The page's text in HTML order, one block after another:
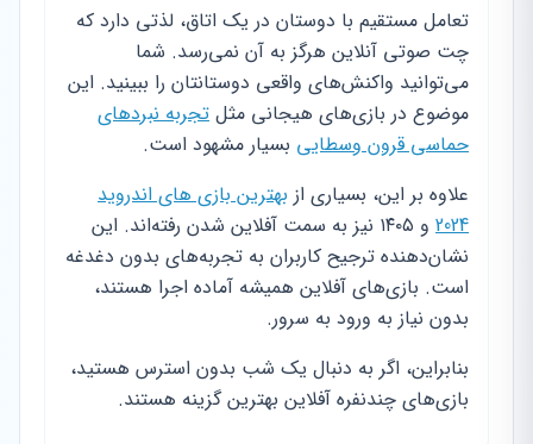
تعامل مستقیم با دوستان در یک اتاق، لذتی دارد که
چت صوتی آنلاین هرگز به آن نمی‌رسد. شما
می‌توانید واکنش‌های واقعی دوستانتان را ببینید. این
موضوع در بازی‌های هیجانی مثل تجربه نبردهای
حماسی قرون وسطایی بسیار مشهود است.
علاوه بر این، بسیاری از بهترین بازی های اندروید
2024
و ۱۴۰۵ نیز به سمت آفلاین شدن رفته‌اند. این
نشان‌دهنده ترجیح کاربران به تجربه‌های بدون دغدغه
است. بازی‌های آفلاین همیشه آماده اجرا هستند،
بدون نیاز به ورود به سرور.
بنابراین، اگر به دنبال یک شب بدون استرس هستید،
بازی‌های چندنفره آفلاین بهترین گزینه هستند.